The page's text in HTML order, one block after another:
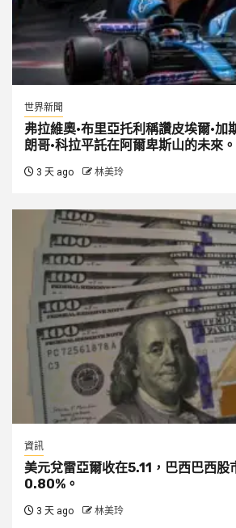
世界新聞
弗拉維奧·布里亞托利稱讚皮埃爾·加
朗哥·科拉平託在阿爾卑斯山的未來。
3 天 ago 林美玲
資訊
美元兌雷亞爾收在5.11，巴西巴西股
0.80%。
3 天 ago 林美玲